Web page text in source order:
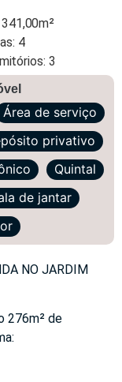
4
3
Área de serviço
privativo
Quintal
de jantar
NO JARDIM
276m² de